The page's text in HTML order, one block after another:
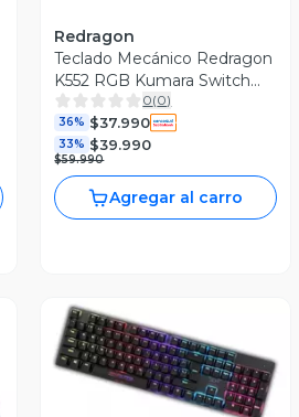
Redragon
Teclado Mecánico Redragon
K552 RGB Kumara Switch
Red - Negro
0(0)
36% $37.990
33% $39.990
$59.990
Agregar al carro
Vista Previa